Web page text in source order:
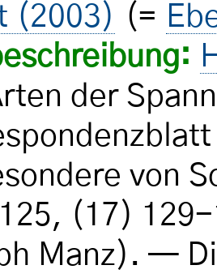
(2003) (=
der
von
(17) 129-
Manz). —